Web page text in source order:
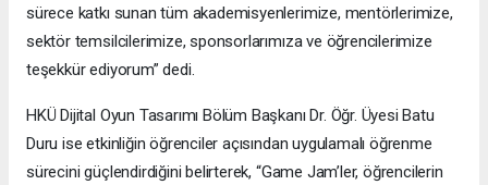
sürece katkı sunan tüm akademisyenlerimize, mentörlerimize,
sektör temsilcilerimize, sponsorlarımıza ve öğrencilerimize
teşekkür ediyorum” dedi.
HKÜ Dijital Oyun Tasarımı Bölüm Başkanı Dr. Öğr. Üyesi Batu
Duru ise etkinliğin öğrenciler açısından uygulamalı öğrenme
sürecini güçlendirdiğini belirterek, “Game Jam’ler, öğrencilerin